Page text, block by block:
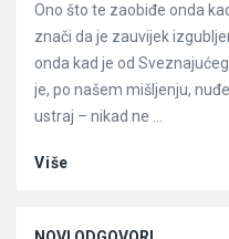
Ono što te zaobiđe onda
znači da je zauvijek
onda kad je od
je, po našem mišljenju,
ustraj – nikad ne ...
Više